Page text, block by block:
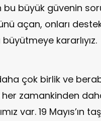
büyük güvenin
açan, onları
büyütmeye kararlıyız.
çok birlik ve
zamankinden
var. 19 Mayıs’ın